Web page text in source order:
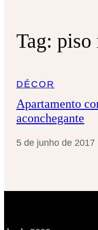
Tag: piso
DÉCOR
Apartamento
aconchegante
5 de junho de 2017